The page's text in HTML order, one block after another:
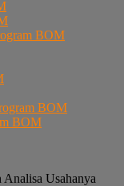
Usahanya